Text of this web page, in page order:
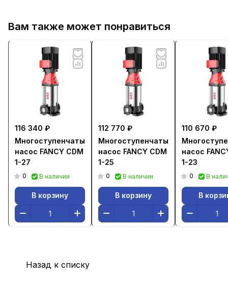
Вам также может понравиться
116 340 ₽
Многоступенчатый
насос FANCY CDM
1-27
0 В наличии
В корзину
112 770 ₽
Многоступенчатый
насос FANCY CDM
1-25
0 В наличии
В корзину
110 670 ₽
насос
1-23
0 В
В
Назад к списку